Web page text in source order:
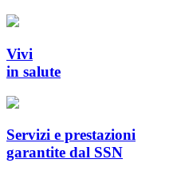
Vivi
in salute
Servizi e prestazioni
garantite dal SSN